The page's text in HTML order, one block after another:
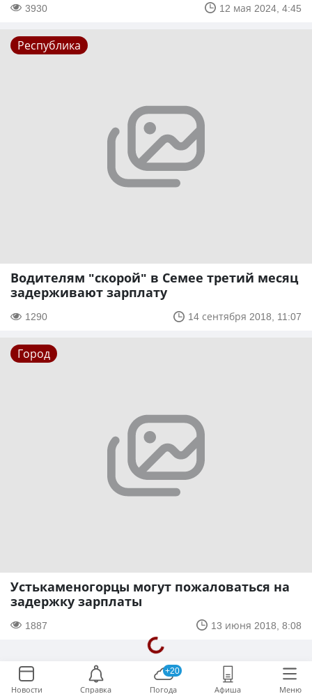
3930 12 мая 2024, 4:45
Республика
Водителям "скорой" в Семее третий месяц
задерживают зарплату
1290 14 сентября 2018, 11:07
Город
Устькаменогорцы могут пожаловаться на
задержку зарплаты
1887 13 июня 2018, 8:08
Новости Справка
+20
Погода Афиша Меню